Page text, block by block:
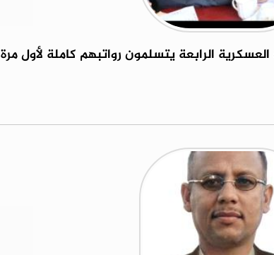
الرابعة يتسلمون رواتبهم كاملة لأول مرة